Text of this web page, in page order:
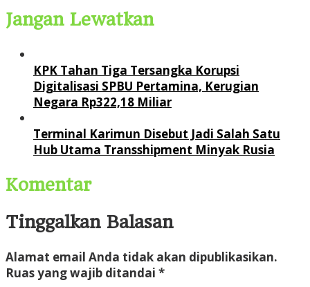
Jangan Lewatkan
KPK Tahan Tiga Tersangka Korupsi
Digitalisasi SPBU Pertamina, Kerugian
Negara Rp322,18 Miliar
Terminal Karimun Disebut Jadi Salah Satu
Hub Utama Transshipment Minyak Rusia
Komentar
Tinggalkan Balasan
Alamat email Anda tidak akan dipublikasikan.
Ruas yang wajib ditandai *